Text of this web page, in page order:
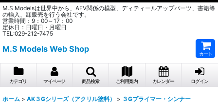
M.S Modelsは世界中から、AFV関係の模型、ディティールアップパーツ、書籍等
の輸入、卸販売を行う会社です。
営業時間：9：00～17：00
定休日：日曜日・月曜日
TEL:029-212-7475
M.S Models Web Shop
カート
カテゴリ マイページ 商品検索 ご利用案内 カレンダー ログイン
ホーム > AK３Gシリーズ（アクリル塗料） > ３Gプライマー・シンナー